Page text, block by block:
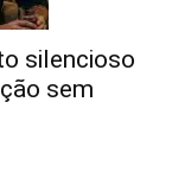
silencioso
sem